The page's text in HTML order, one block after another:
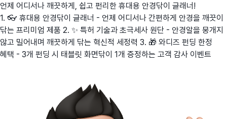
언제 어디서나 깨끗하게, 쉽고 펀리한 휴대용 안경닦이 글래너!
1. 👓 휴대용 안경닦이 글래너 - 언제 어디서나 간편하게 안경을 깨끗이
닦는 프리미엄 제품 2. ✨ 특허 기술과 초극세사 원단 - 안경알을 뭉개지
않고 밀어내며 깨끗하게 닦는 혁신적 세정력 3. 🎁 와디즈 펀딩 한정
혜택 - 3개 펀딩 시 태블릿 화면닦이 1개 증정하는 고객 감사 이벤트